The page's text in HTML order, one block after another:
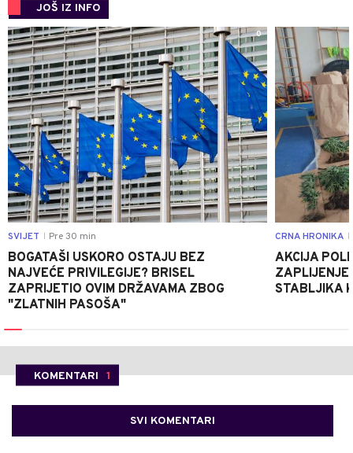
JOŠ IZ INFO
0
SVIJET Pre 30 min
BOGATAŠI USKORO OSTAJU BEZ
NAJVEĆE PRIVILEGIJE? BRISEL
ZAPRIJETIO OVIM DRŽAVAMA ZBOG
"ZLATNIH PASOŠA"
CRNA HRONIKA
AKCIJA
STABLJIKA
KOMENTARI 1
SVI KOMENTARI